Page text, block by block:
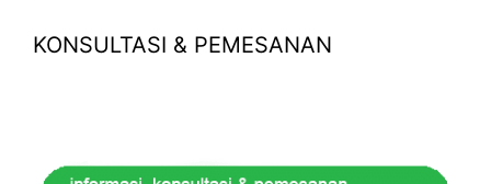
KONSULTASI & PEMESANAN